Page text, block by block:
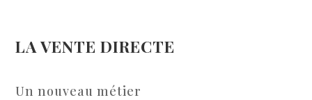
LA VENTE DIRECTE
Un nouveau métier